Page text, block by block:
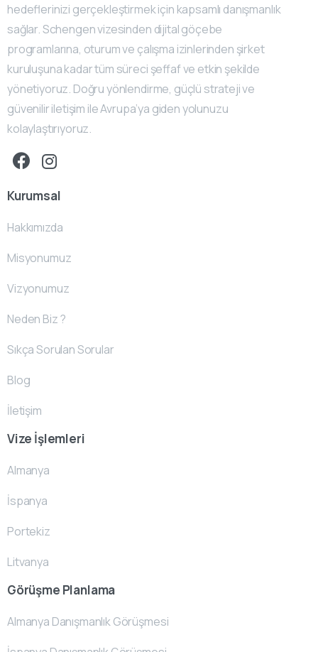
hedeflerinizi gerçekleştirmek için kapsamlı danışmanlık
sağlar. Schengen vizesinden dijital göçebe
programlarına, oturum ve çalışma izinlerinden şirket
kuruluşuna kadar tüm süreci şeffaf ve etkin şekilde
yönetiyoruz. Doğru yönlendirme, güçlü strateji ve
güvenilir iletişim ile Avrupa’ya giden yolunuzu
kolaylaştırıyoruz.
Kurumsal
Hakkımızda
Misyonumuz
Vizyonumuz
Neden Biz ?
Sıkça Sorulan Sorular
Blog
İletişim
Vize İşlemleri
Almanya
İspanya
Portekiz
Litvanya
Görüşme Planlama
Almanya Danışmanlık Görüşmesi